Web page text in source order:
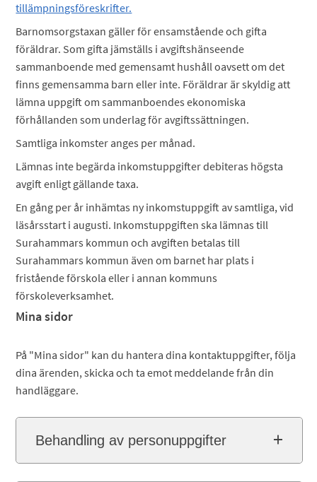
tillämpningsföreskrifter.
Barnomsorgstaxan gäller för ensamstående och gifta
föräldrar. Som gifta jämställs i avgiftshänseende
sammanboende med gemensamt hushåll oavsett om det
finns gemensamma barn eller inte. Föräldrar är skyldig att
lämna uppgift om sammanboendes ekonomiska
förhållanden som underlag för avgiftssättningen.
Samtliga inkomster anges per månad.
Lämnas inte begärda inkomstuppgifter debiteras högsta
avgift enligt gällande taxa.
En gång per år inhämtas ny inkomstuppgift av samtliga, vid
läsårsstart i augusti. Inkomstuppgiften ska lämnas till
Surahammars kommun och avgiften betalas till
Surahammars kommun även om barnet har plats i
fristående förskola eller i annan kommuns
förskoleverksamhet.
Mina sidor
På "Mina sidor" kan du hantera dina kontaktuppgifter, följa
dina ärenden, skicka och ta emot meddelande från din
handläggare.
Behandling av personuppgifter